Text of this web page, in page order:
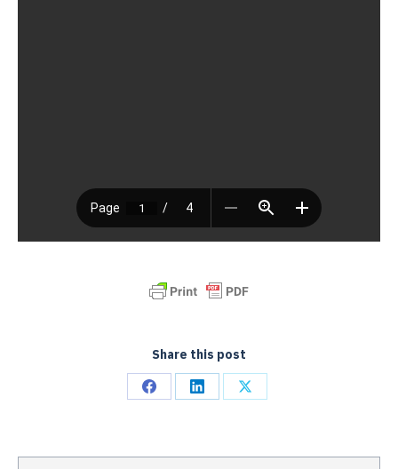
Share this post
Share Share Share